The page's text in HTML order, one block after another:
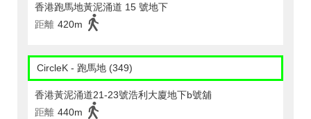
香港跑馬地黃泥涌道 15 號地下
距離 420m
CircleK - 跑馬地 (349)
香港黃泥涌道21-23號浩利大廈地下b號舖
距離 440m